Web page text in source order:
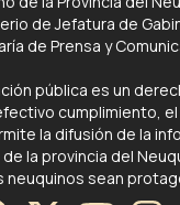
de Jefatura de
de Prensa y
pública es un
cumplimiento,
la difusión de la
la provincia del
neuquinos sean